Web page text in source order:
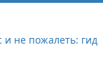
и не пожалеть: гид